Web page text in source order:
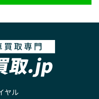
ヤル